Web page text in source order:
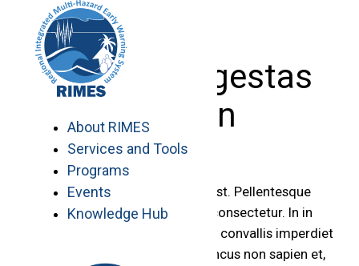
content
About RIMES
Services and Tools
Programs
Events
Knowledge Hub
Aliquam egestas
sapien
In hac habitasse platea dictumst. Pellentesque
commodo suscipit lacus non consectetur. In in
adipiscing tortor. Pellentesque convallis imperdiet
feugiat. Mauris felis enim, rhoncus non sapien et,